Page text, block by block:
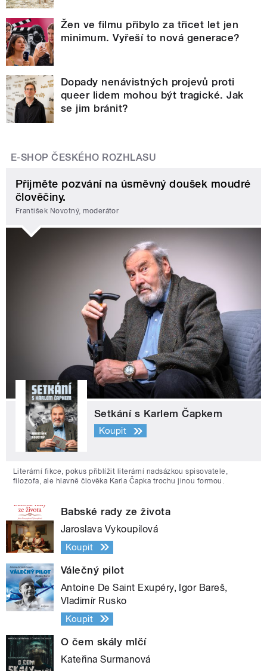
Žen ve filmu přibylo za třicet let jen
minimum. Vyřeší to nová generace?
Dopady nenávistných projevů proti
queer lidem mohou být tragické. Jak
se jim bránit?
E-SHOP ČESKÉHO ROZHLASU
Přijměte pozvání na úsměvný doušek moudré
člověčiny.
František Novotný, moderátor
Setkání s Karlem Čapkem
Koupit
Literární fikce, pokus přiblížit literární nadsázkou spisovatele,
filozofa, ale hlavně člověka Karla Čapka trochu jinou formou.
Babské rady ze života
Jaroslava Vykoupilová
Koupit
Válečný pilot
Antoine De Saint Exupéry, Igor Bareš,
Vladimír Rusko
Koupit
O čem skály mlčí
Kateřina Surmanová